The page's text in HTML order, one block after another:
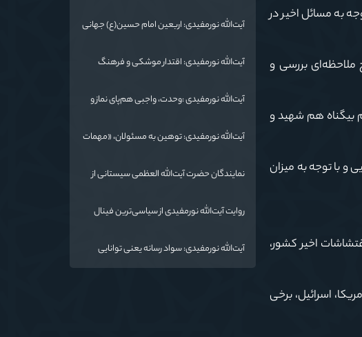
به مسائل اخیر در
ملاحظه‌ای بررسی و
بیگناه هم شهید و
و با توجه به میزان
اخیر کشور،
اسرائیل، برخی
نمی‌شود
آیت‌الله نورمفیدی: اربعین امام حسین(ع) جهانی
تهمت به مسئولان حد شرعی دارد
آیت‌الله نورمفیدی: اقتدار موشکی و فرهنگ
تا ضرورت روایتگری جهانی
آیت‌الله نورمفیدی :وحدت، واجبی هم‌پای نماز و
آیت‌الله نورمفیدی: توهین به مسئولان، «مهمات
به جای جنگ است
نمایندگان حضرت آیت‌الله العظمی سیستانی از
کردند
روایت آیت‌الله نورمفیدی از سیاسی‌ترین فینال
می‌نشیند
آیت‌الله نورمفیدی: سواد رسانه یعنی توانایی